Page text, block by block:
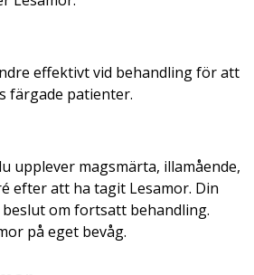
effektivt vid behandling för att
färgade patienter.
upplever magsmärta, illamående,
efter att ha tagit Lesamor. Din
om fortsatt behandling.
på eget bevåg.